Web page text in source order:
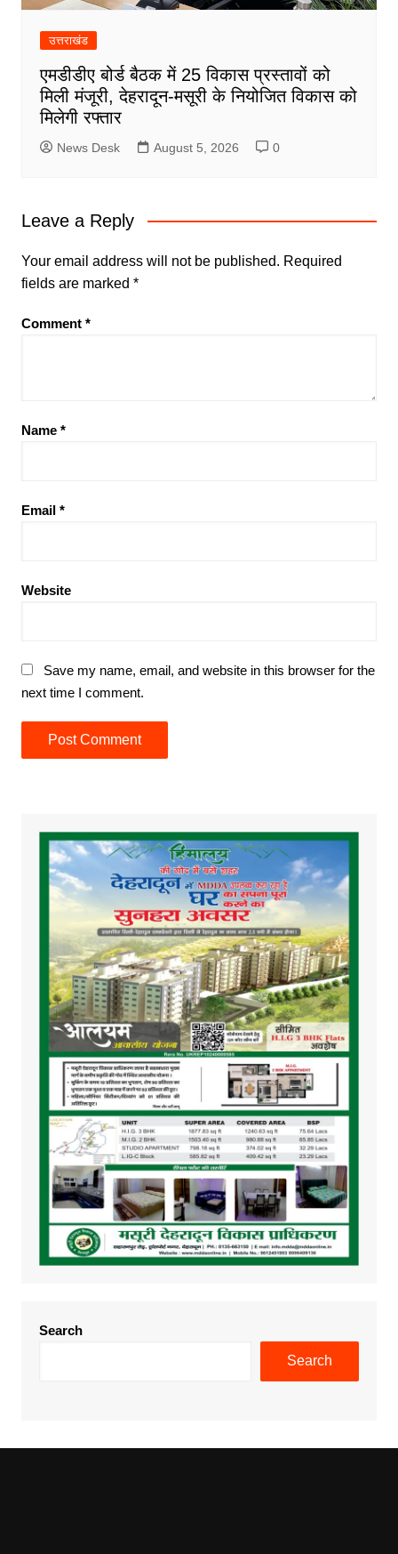
उत्तराखंड
एमडीडीए बोर्ड बैठक में 25 विकास प्रस्तावों को
मिली मंजूरी, देहरादून-मसूरी के नियोजित विकास को
मिलेगी रफ्तार
News Desk August 5, 2026 0
Leave a Reply
Your email address will not be published. Required
fields are marked *
Comment *
Name *
Email *
Website
Save my name, email, and website in this browser for the
next time I comment.
Search
Search